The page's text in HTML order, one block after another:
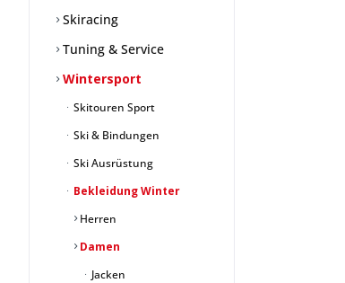
Skiracing
Tuning & Service
Wintersport
Skitouren Sport
Ski & Bindungen
Ski Ausrüstung
Bekleidung Winter
Herren
Damen
Jacken